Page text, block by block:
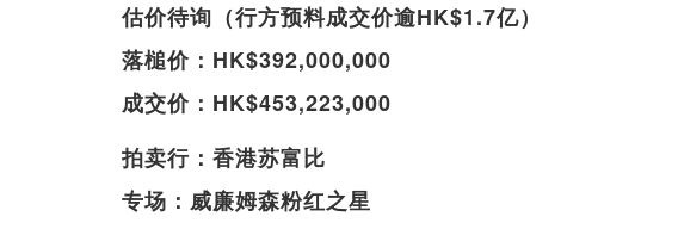
估价待询（行方预料成交价逾HK$1.7亿）
落槌价：HK$392,000,000
成交价：HK$453,223,000
拍卖行：香港苏富比
专场：威廉姆森粉红之星